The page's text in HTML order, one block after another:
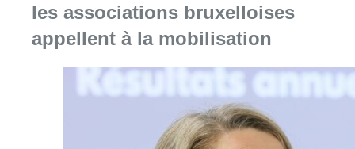
les associations bruxelloises
appellent à la mobilisation